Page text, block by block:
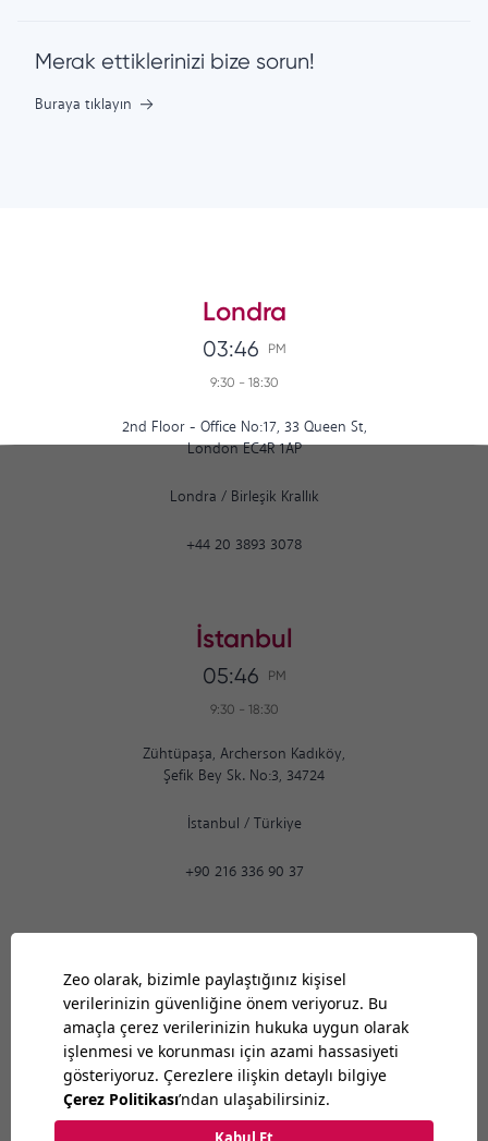
Merak ettiklerinizi bize sorun!
Buraya tıklayın
Londra
03:47 PM
9:30 - 18:30
2nd Floor - Office No:17, 33 Queen St,
London EC4R 1AP
Londra / Birleşik Krallık
+44 20 3893 3078
İstanbul
05:47 PM
9:30 - 18:30
Zühtüpaşa, Archerson Kadıköy,
Şefik Bey Sk. No:3, 34724
İstanbul / Türkiye
+90 216 336 90 37
Ankara
05:47 PM
9:30-18:30
Bilkent Cyberpark 1606. Cad.
Cyberplaza B Blok, No: 401 Ankara 06800